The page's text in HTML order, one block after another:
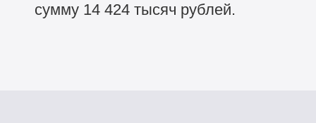
сумму 14 424 тысяч рублей.